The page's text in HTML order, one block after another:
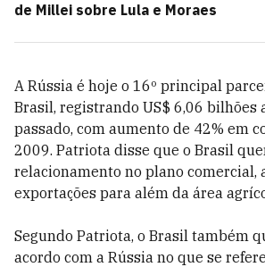
de Millei sobre Lula e Moraes
A Rússia é hoje o 16º principal
Brasil, registrando US$ 6,06 bilhões
passado, com aumento de 42% em
2009. Patriota disse que o Brasil
relacionamento no plano comercial,
exportações para além da área
Segundo Patriota, o Brasil também
acordo com a Rússia no que se